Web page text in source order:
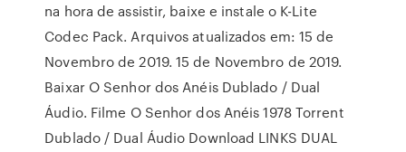
na hora de assistir, baixe e instale o K-Lite
Codec Pack. Arquivos atualizados em: 15 de
Novembro de 2019. 15 de Novembro de 2019.
Baixar O Senhor dos Anéis Dublado / Dual
Áudio. Filme O Senhor dos Anéis 1978 Torrent
Dublado / Dual Áudio Download LINKS DUAL